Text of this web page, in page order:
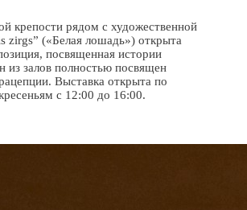
крепости рядом с художественной
zirgs” («Белая лошадь») открыта
посвященная истории
залов полностью посвящен
Выставка открыта по
с 12:00 до 16:00.